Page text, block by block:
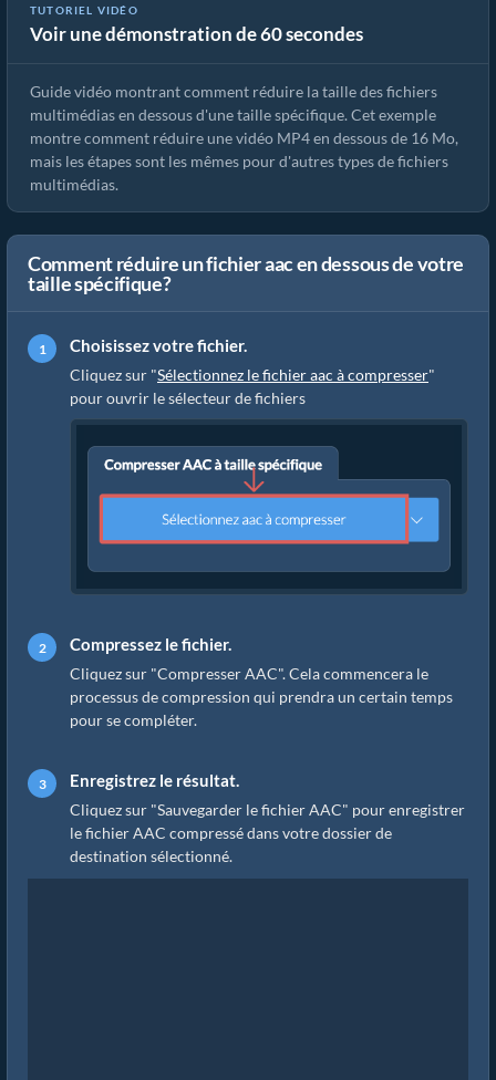
TUTORIEL VIDÉO
Voir une démonstration de 60 secondes
Comment réduire un MP4 à 16 Mo (Guide simple)
Guide vidéo montrant comment réduire la taille des fichiers
multimédias en dessous d'une taille spécifique. Cet exemple
montre comment réduire une vidéo MP4 en dessous de 16 Mo,
mais les étapes sont les mêmes pour d'autres types de fichiers
multimédias.
Comment réduire un fichier aac en dessous de votre
taille spécifique?
Choisissez votre fichier.
Cliquez sur "Sélectionnez le fichier aac à compresser"
pour ouvrir le sélecteur de fichiers
Compressez le fichier.
Cliquez sur "Compresser AAC". Cela commencera le
processus de compression qui prendra un certain temps
pour se compléter.
Enregistrez le résultat.
Cliquez sur "Sauvegarder le fichier AAC" pour enregistrer
le fichier AAC compressé dans votre dossier de
destination sélectionné.